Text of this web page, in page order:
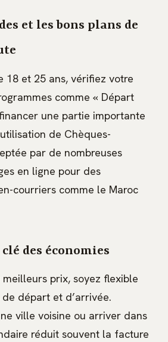
et les bons plans de
18 et 25 ans, vérifiez votre
comme « Départ
une partie importante
de Chèques-
par de nombreuses
en ligne pour des
courriers comme le Maroc
des économies
prix, soyez flexible
départ et d’arrivée.
ville voisine ou arriver dans
réduit souvent la facture